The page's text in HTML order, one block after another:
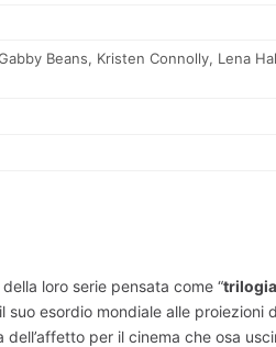
Beans, Kristen Connolly, Lena
loro serie pensata come “
esordio mondiale alle proiezioni
per il cinema che osa